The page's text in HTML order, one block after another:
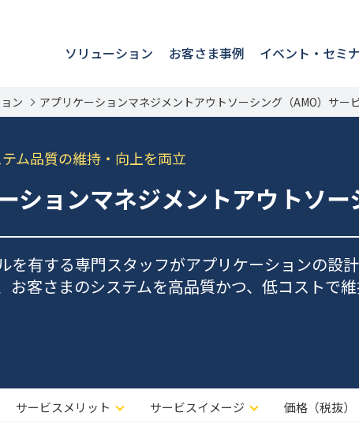
ソリューション お客さま事例 イベント・セミ
ン アプリケーションマネジメントアウトソーシング（AMO）サー
ム品質の維持・向上を両立
ションマネジメントアウトソ
を有する専門スタッフがアプリケーションの設
お客さまのシステムを高品質かつ、低コストで維
サービスメリット サービスイメージ 価格（税抜）